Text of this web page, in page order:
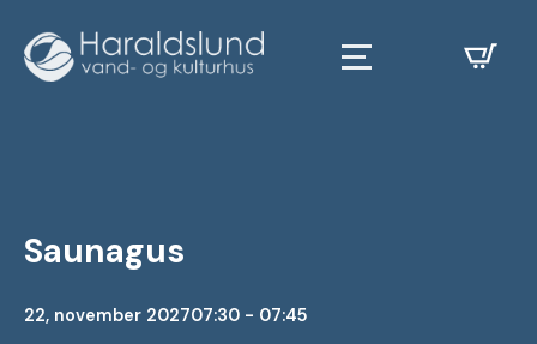
Saunagus
22, november 202707:30 - 07:45